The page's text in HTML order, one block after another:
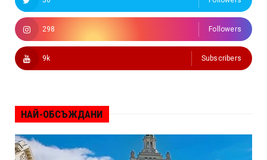
298 Followers
9k Subscribers
НАЙ-ОБСЪЖДАНИ